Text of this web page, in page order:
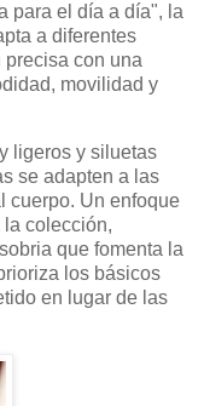
para el día a día", la
a diferentes
con una
movilidad y
ligeros y siluetas
se adapten a las
cuerpo. Un enfoque
colección,
que fomenta la
los básicos
en lugar de las